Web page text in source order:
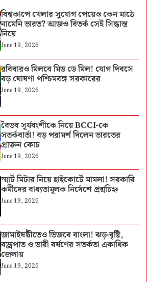
বিশ্বকাপে খেলার সুযোগ পেয়েও কেন মাঠে
নামেনি ভারত? আজও বিতর্ক সেই সিদ্ধান্ত
নিয়ে
June 19, 2026
রবিবারও মিলবে মিড ডে মিল! যোগ দিবসে
বড় ঘোষণা পশ্চিমবঙ্গ সরকারের
June 19, 2026
বৈভব সূর্যবংশীকে নিয়ে BCCI-কে
সতর্কবার্তা! বড় পরামর্শ দিলেন ভারতের
প্রাক্তন কোচ
June 19, 2026
স্মার্ট মিটার নিয়ে হাইকোর্টে মামলা! সরকারি
কর্মীদের বাধ্যতামূলক নির্দেশে প্রশ্নচিহ্ন
June 19, 2026
জামাইষষ্ঠীতেও ভিজবে বাংলা! ঝড়-বৃষ্টি,
বজ্রপাত ও ভারী বর্ষণের সতর্কতা একাধিক
জেলায়
June 19, 2026